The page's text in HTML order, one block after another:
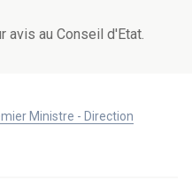
avis au Conseil d'Etat.
Ministre - Direction